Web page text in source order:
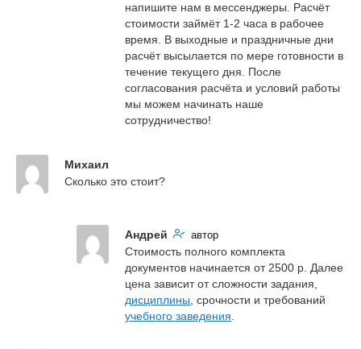
напишите нам в мессенджеры. Расчёт
стоимости займёт 1-2 часа в рабочее
время. В выходные и праздничные дни
расчёт высылается по мере готовности в
течение текущего дня. После
согласования расчёта и условий работы
мы можем начинать наше
сотрудничество!
Михаил
Сколько это стоит?
Андрей автор
Стоимость полного комплекта
документов начинается от 2500 р. Далее
дисциплины
учебного заведения.